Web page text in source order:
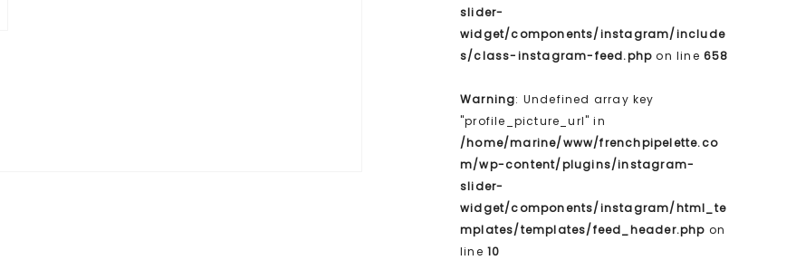
slider-
widget/components/instagram/include
s/class-instagram-feed.php on line 658
Warning: Undefined array key
"profile_picture_url" in
/home/marine/www/frenchpipelette.co
m/wp-content/plugins/instagram-
slider-
widget/components/instagram/html_te
mplates/templates/feed_header.php on
line 10